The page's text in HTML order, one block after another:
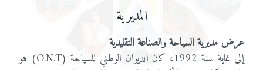
المديرية
عرض مديرية السياحة والصناعة التقليدية
إلى غاية سنة 1992، كان الديوان الوطني للسياحة (O.N.T) هو